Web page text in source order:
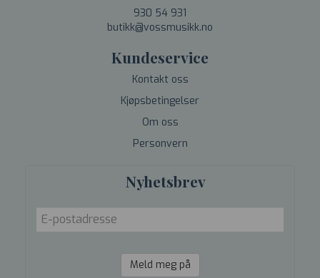
930 54 931
butikk@vossmusikk.no
Kundeservice
Kontakt oss
Kjøpsbetingelser
Om oss
Personvern
Nyhetsbrev
Meld meg på